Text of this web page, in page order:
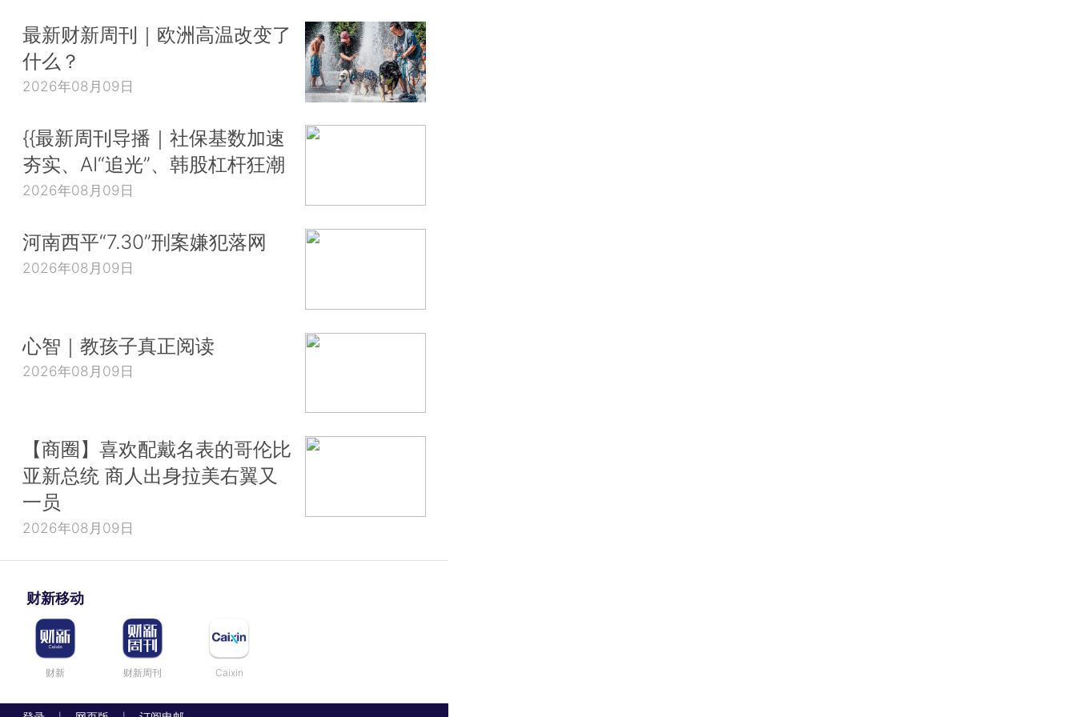
最新财新周刊｜欧洲高温改变了
什么？
2026年08月09日
{{最新周刊导播｜社保基数加速
夯实、AI“追光”、韩股杠杆狂潮
2026年08月09日
河南西平“7.30”刑案嫌犯落网
2026年08月09日
心智｜教孩子真正阅读
2026年08月09日
【商圈】喜欢配戴名表的哥伦比
亚新总统 商人出身拉美右翼又
一员
2026年08月09日
财新移动
财新 财新周刊 Caixin